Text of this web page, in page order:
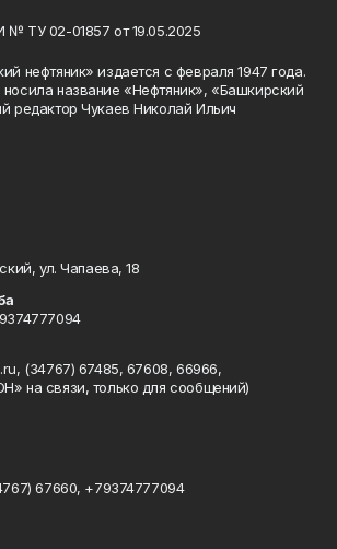
№ ТУ 02-01857 от 19.05.2025
нефтяник» издается с февраля 1947 года.
название «Нефтяник», «Башкирский
редактор Чукаев Николай Ильич
ул. Чапаева, 18
(34767) 67485, 67608, 66966,
на связи, только для сообщений)
67660, +79374777094